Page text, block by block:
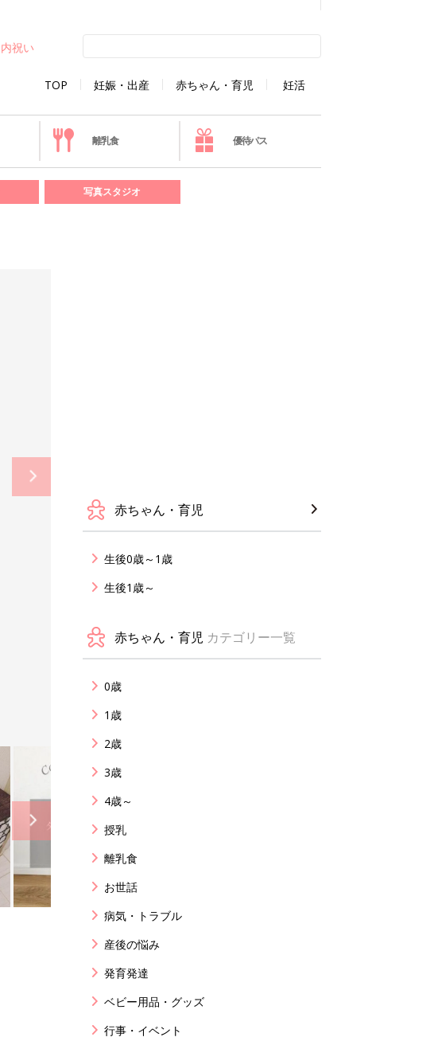
TOP 妊娠・出産 赤ちゃん・育児 妊活
内祝い
離乳食 優待パス
写真スタジオ
赤ちゃん・育児
生後0歳～1歳
生後1歳～
赤ちゃん・育児 カテゴリー一覧
0歳
1歳
2歳
3歳
4歳～
授乳
離乳食
お世話
病気・トラブル
産後の悩み
発育発達
ベビー用品・グッズ
行事・イベント